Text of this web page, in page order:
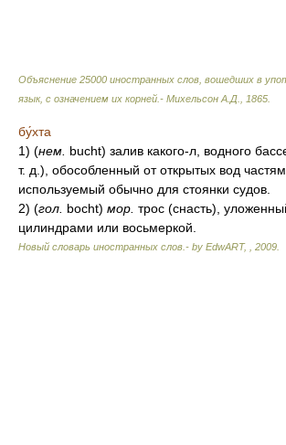
Объяснение 25000 иностранных слов, вошедших в
язык, с означением их корней.- Михельсон А.Д.
1865
бу́хта
1) (нем. bucht) залив какого-л, водного
т. д.), обособленный от открытых вод
используемый обычно для стоянки судов.
2) (гол. bocht) мор. трос (снасть),
цилиндрами или восьмеркой.
Новый словарь иностранных слов.- by EdwART, 2009